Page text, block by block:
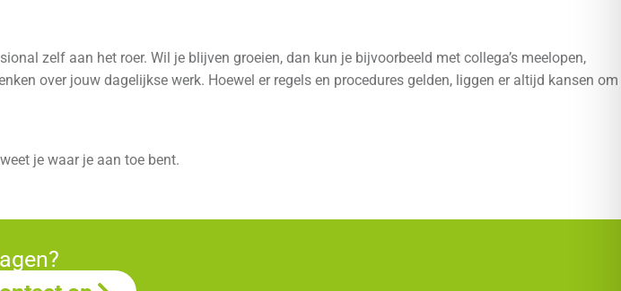
zelf aan het roer. Wil je blijven groeien, dan kun je bijvoorbeeld met collega’s meelopen,
over jouw dagelijkse werk. Hoewel er regels en procedures gelden, liggen er altijd kansen om
je waar je aan toe bent.